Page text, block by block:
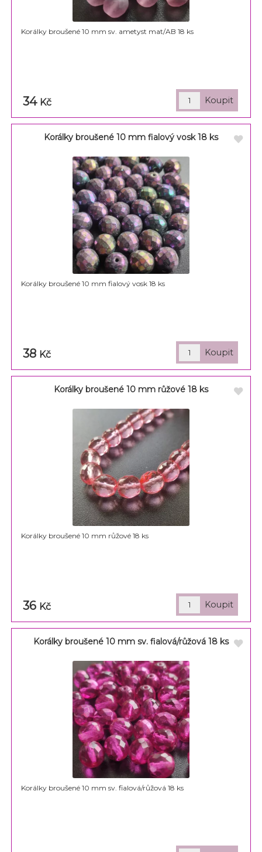
Korálky broušené 10 mm sv. ametyst mat/AB 18 ks
34 Kč
Korálky broušené 10 mm fialový vosk 18 ks
Korálky broušené 10 mm fialový vosk 18 ks
38 Kč
Korálky broušené 10 mm růžové 18 ks
Korálky broušené 10 mm růžové 18 ks
36 Kč
Korálky broušené 10 mm sv. fialová/růžová 18 ks
Korálky broušené 10 mm sv. fialová/růžová 18 ks